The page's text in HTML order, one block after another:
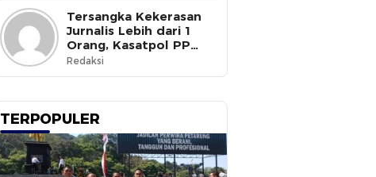
Tersangka Kekerasan
Jurnalis Lebih dari 1
Orang, Kasatpol PP
Ternate Masih Mangkir
Redaksi
TERPOPULER